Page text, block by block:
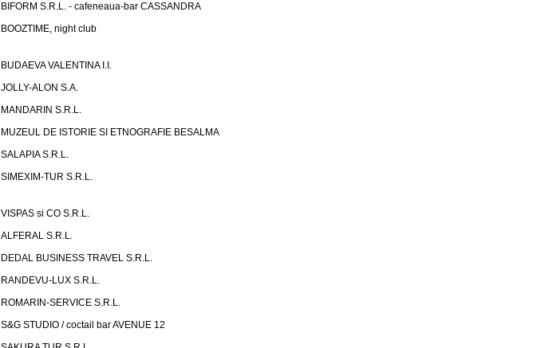
BIFORM S.R.L. - cafeneaua-bar CASSANDRA
BOOZTIME, night club
BUDAEVA VALENTINA I.I.
JOLLY-ALON S.A.
MANDARIN S.R.L.
MUZEUL DE ISTORIE SI ETNOGRAFIE BESALMA
SALAPIA S.R.L.
SIMEXIM-TUR S.R.L.
VISPAS si CO S.R.L.
ALFERAL S.R.L.
DEDAL BUSINESS TRAVEL S.R.L.
RANDEVU-LUX S.R.L.
ROMARIN-SERVICE S.R.L.
S&G STUDIO / coctail bar AVENUE 12